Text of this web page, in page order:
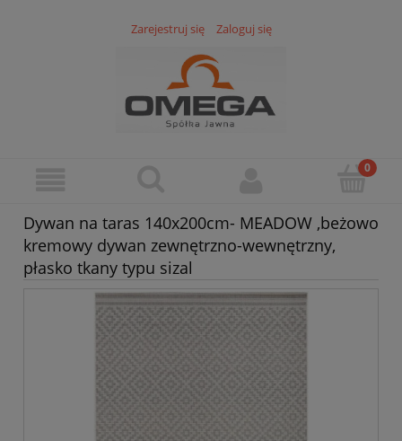
Zarejestruj się Zaloguj się
Dywan na taras 140x200cm- MEADOW ,beżowo
kremowy dywan zewnętrzno-wewnętrzny,
płasko tkany typu sizal